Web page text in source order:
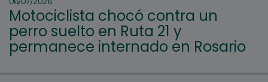
Motociclista chocó contra un
perro suelto en Ruta 21 y
permanece internado en Rosario